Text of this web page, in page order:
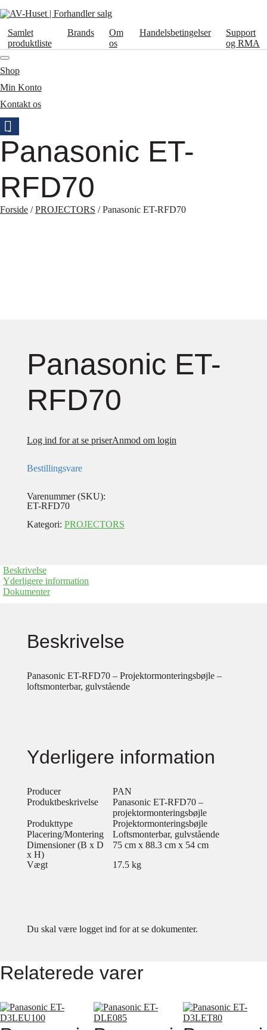
Samlet
produktliste
Brands
Om
os
Handelsbetingelser
Support
og RMA
Shop
Min Konto
Kontakt os
Panasonic ET-
RFD70
Forside /PROJECTORS / Panasonic ET-RFD70
Panasonic ET-
RFD70
Log ind for at se priserAnmod om login
Bestillingsvare
Varenummer (SKU):
ET-RFD70
Kategori: PROJECTORS
Beskrivelse
Yderligere information
Dokumenter
Beskrivelse
Panasonic ET-RFD70 – Projektormonteringsbøjle –
loftsmonterbar, gulvstående
Yderligere information
Producer
PAN
Produktbeskrivelse
Panasonic ET-RFD70 –
projektormonteringsbøjle
Produkttype
Projektormonteringsbøjle
Placering/Montering
Loftsmonterbar, gulvstående
Dimensioner (B x D
x H)
75 cm x 88.3 cm x 54 cm
Vægt
17.5 kg
Du skal være logget ind for at se dokumenter.
Relaterede varer